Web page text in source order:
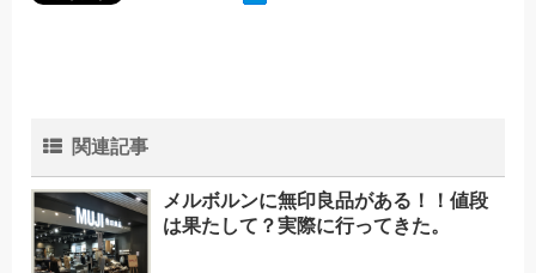
関連記事
メルボルンに無印良品がある！！値段
は果たして？実際に行ってきた。